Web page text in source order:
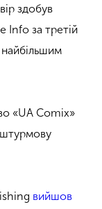
здобув
Info за третій
«UA Comix»
вийшов